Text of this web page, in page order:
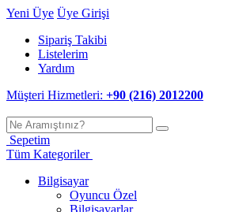
Yeni Üye Üye Girişi
Sipariş Takibi
Listelerim
Yardım
Müşteri Hizmetleri: +90 (216) 2012200
Sepetim
Tüm Kategoriler
Bilgisayar
Oyuncu Özel
Bilgisayarlar